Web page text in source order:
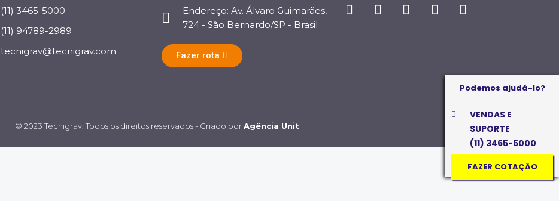
(11) 3465-5000
(11) 94789-2989
tecnigrav@tecnigrav.com
Endereço: Av. Álvaro Guimarães,
724 - São Bernardo/SP - Brasil
Fazer rota
Podemos ajudá-lo?
VENDAS E
SUPORTE
(11) 3465-5000
FAZER COTAÇÃO
© 2023 Tecnigrav. Todos os direitos reservados - Criado porAgência Unit